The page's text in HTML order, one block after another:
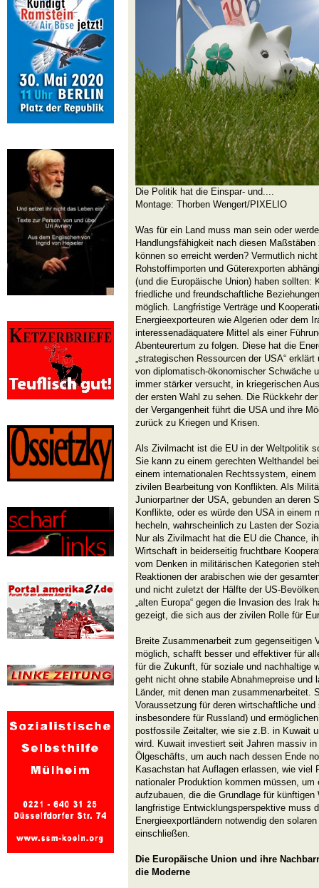
Die Politik hat die Einspar- und....
Montage: Thorben Wengert/PIXELIO
Was für ein Land muss man sein oder
Handlungsfähigkeit nach diesen
können so erreicht werden? Vermutlich
Rohstoffimporten und Güterexporten
(und die Europäische Union) haben sollten:
friedliche und freundschaftliche
möglich. Langfristige Verträge und
Energieexporteuren wie Algerien oder dem
interessenadäquatere Mittel als einer
Abenteurertum zu folgen. Diese hat die
„strategischen Ressourcen der USA“
von diplomatisch-ökonomischer Schwäche
immer stärker versucht, in kriegerischen
der ersten Wahl zu sehen. Die Rückkehr
der Vergangenheit führt die USA und ihre
zurück zu Kriegen und Krisen.
Als Zivilmacht ist die EU in der Weltpolitik
Sie kann zu einem gerechten Welthandel
einem internationalen Rechtssystem,
zivilen Bearbeitung von Konflikten. Als
Juniorpartner der USA, gebunden an deren
Konflikte, oder es würde den USA in einem
hecheln, wahrscheinlich zu Lasten der
Nur als Zivilmacht hat die EU die Chance,
Wirtschaft in beiderseitig fruchtbare
vom Denken in militärischen Kategorien
Reaktionen der arabischen wie der
und nicht zuletzt der Hälfte der US-
„alten Europa“ gegen die Invasion des Irak
gezeigt, die sich aus der zivilen Rolle für
Breite Zusammenarbeit zum gegenseitigen
möglich, schafft besser und effektiver für
für die Zukunft, für soziale und nachhaltige
geht nicht ohne stabile Abnahmepreise und
Länder, mit denen man zusammenarbeitet.
Voraussetzung für deren wirtschaftliche
insbesondere für Russland) und
postfossile Zeitalter, wie sie z.B. in Kuwait
wird. Kuwait investiert seit Jahren massiv
Ölgeschäfts, um auch nach dessen Ende
Kasachstan hat Auflagen erlassen, wie viel
nationaler Produktion kommen müssen, um
aufzubauen, die die Grundlage für
langfristige Entwicklungsperspektive muss
Energieexportländern notwendig den
einschließen.
Die Europäische Union und ihre
die Moderne